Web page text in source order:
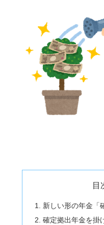
目
新しい形の年金「
確定拠出年金を掛